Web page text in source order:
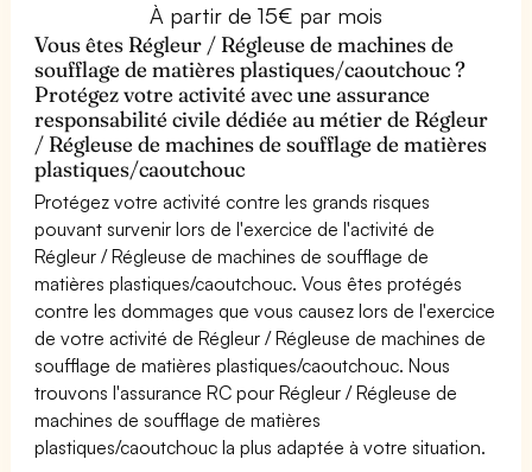
À partir de 15€ par mois
Vous êtes Régleur / Régleuse de machines de
soufflage de matières plastiques/caoutchouc ?
Protégez votre activité avec une assurance
responsabilité civile dédiée au métier de Régleur
/ Régleuse de machines de soufflage de matières
plastiques/caoutchouc
Protégez votre activité contre les grands risques
pouvant survenir lors de l'exercice de l'activité de
Régleur / Régleuse de machines de soufflage de
matières plastiques/caoutchouc. Vous êtes protégés
contre les dommages que vous causez lors de l'exercice
de votre activité de Régleur / Régleuse de machines de
soufflage de matières plastiques/caoutchouc. Nous
trouvons l'assurance RC pour Régleur / Régleuse de
machines de soufflage de matières
plastiques/caoutchouc la plus adaptée à votre situation.